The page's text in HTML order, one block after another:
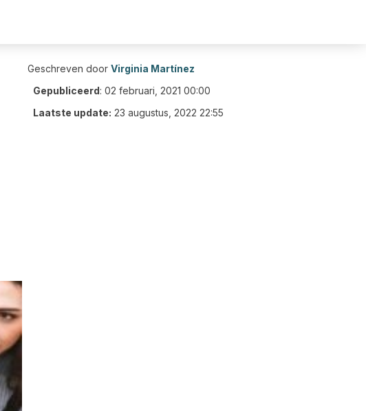
Geschreven door Virginia Martínez
Gepubliceerd: 02 februari, 2021 00:00
Laatste update: 23 augustus, 2022 22:55